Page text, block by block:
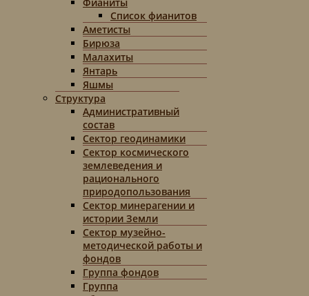
Список фианитов
Аметисты
Бирюза
Малахиты
Янтарь
Яшмы
Структура
Административный
состав
Сектор геодинамики
Сектор космического
землеведения и
рационального
природопользования
Сектор минерагении и
истории Земли
Сектор музейно-
методической работы и
фондов
Группа фондов
Группа